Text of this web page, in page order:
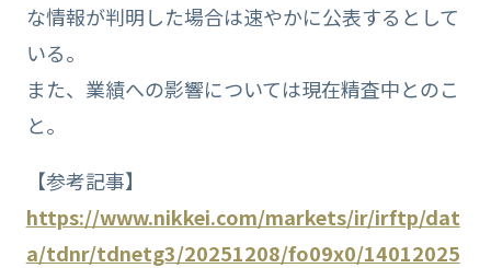
な情報が判明した場合は速やかに公表するとして
いる。
また、業績への影響については現在精査中とのこ
と。
【参考記事】
https://www.nikkei.com/markets/ir/irftp/dat
a/tdnr/tdnetg3/20251208/fo09x0/14012025